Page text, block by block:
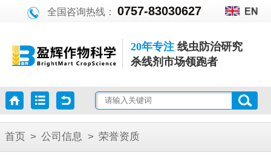
全国咨询热线：0757-83030627
20年专注线虫防治研究
杀线剂市场领跑者
首页 > 公司信息 > 荣誉资质